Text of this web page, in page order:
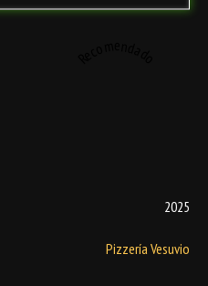
2025
Pizzería Vesuvio